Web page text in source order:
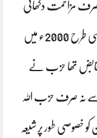
مزاحمت دکھائی
بلکہ اسرائیلی فورسز کو پسپائی پر مجبور کر دیا ۔بالکل اسی طرح 2000ء میں
سے اسرائیل قابض تھا حزب نے
سے نہ صرف حزب اللہ
کو خصوصی طور پر شیعہ